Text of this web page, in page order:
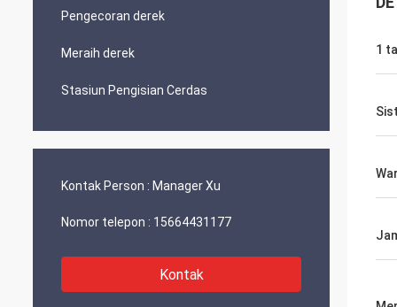
Pengecoran derek
Meraih derek
Stasiun Pengisian Cerdas
Kontak Person : Manager Xu
Nomor telepon : 15664431177
Kontak
1